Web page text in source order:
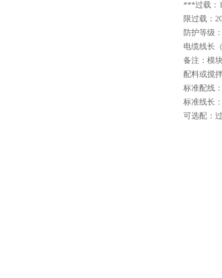
***过载：
限过载：
防护等级
电缆线长
备注：模
配料或搅
标准配线
标准线长
可选配：